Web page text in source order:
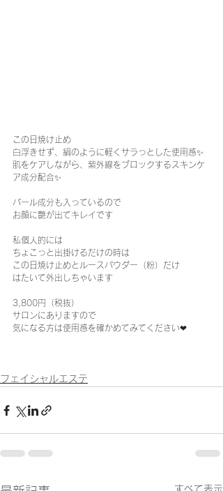
この日焼け止め
白浮きせず、絹のように軽くサラっとした使用感✨
肌をケアしながら、紫外線をブロックするスキンケ
ア成分配合✨
パール成分も入っているので
お顔に艶が出てキレイです
私個人的には
ちょこっと出掛けるだけの時は
この日焼け止めとルースパウダー（粉）だけ
はたいて外出しちゃいます
3,800円（税抜）
サロンにありますので
気になる方は使用感を確かめてみてください❤︎
フェイシャルエステ